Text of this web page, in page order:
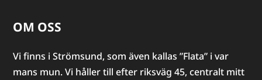
OM OSS
Vi finns i Strömsund, som även kallas ”Flata” i var
mans mun. Vi håller till efter riksväg 45, centralt mitt